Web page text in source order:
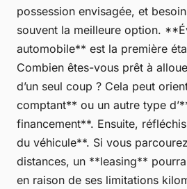
possession envisagée, et
souvent la meilleure option.
automobile** est la première
Combien êtes-vous prêt à
d’un seul coup ? Cela peut
comptant** ou un autre type
financement**. Ensuite,
du véhicule**. Si vous
distances, un **leasing**
en raison de ses limitations